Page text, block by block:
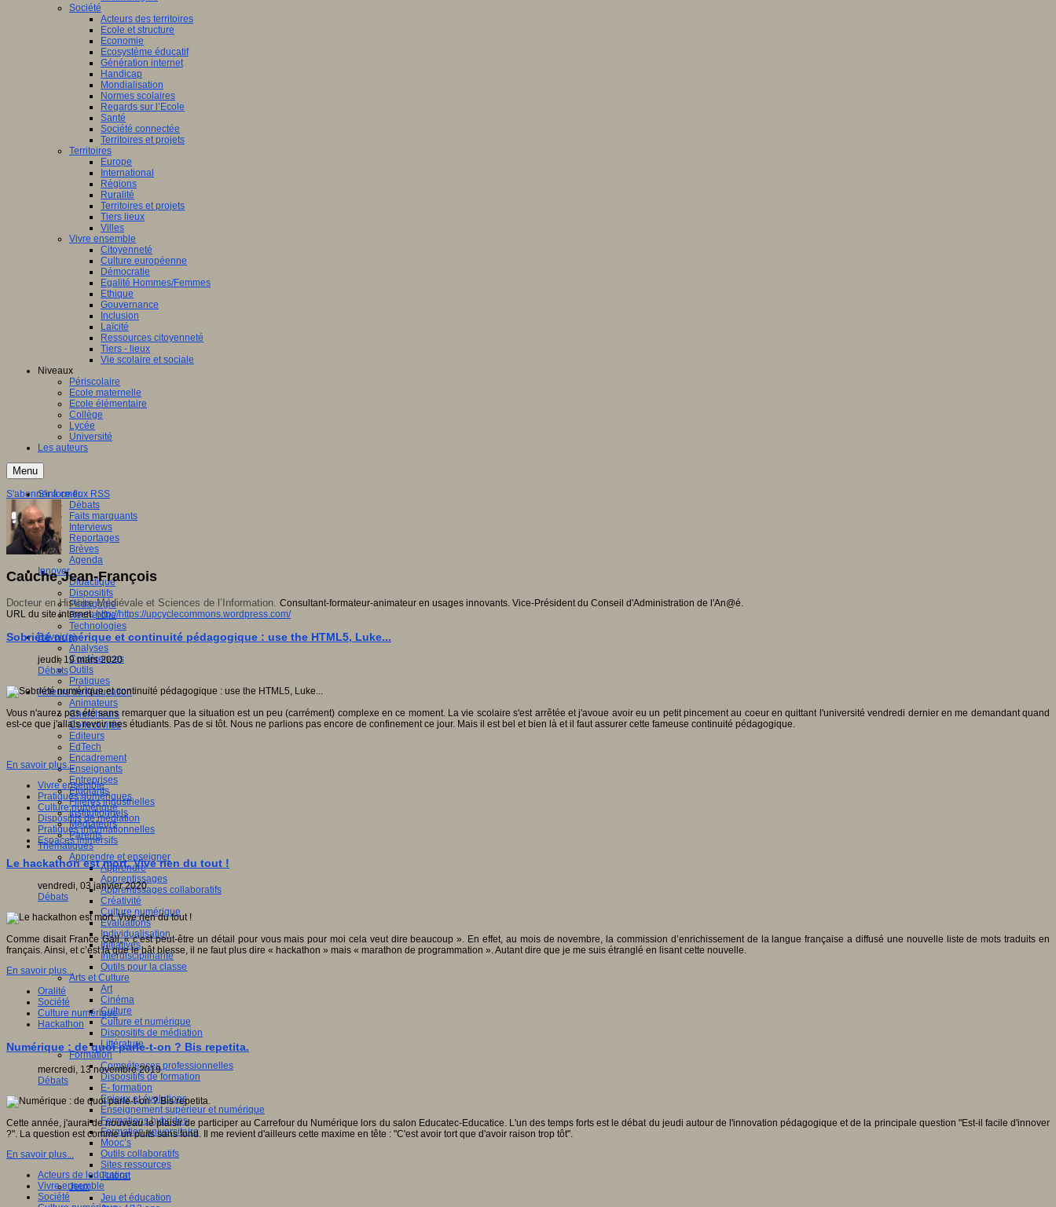
Société
Acteurs des territoires
Ecole et structure
Economie
Ecosystème éducatif
Génération internet
Handicap
Mondialisation
Normes scolaires
Regards sur l’Ecole
Santé
Société connectée
Territoires et projets
Territoires
Europe
International
Régions
Ruralité
Territoires et projets
Tiers lieux
Villes
Vivre ensemble
Citoyenneté
Culture européenne
Démocratie
Egalité Hommes/Femmes
Ethique
Gouvernance
Inclusion
Laïcité
Ressources citoyenneté
Tiers - lieux
Vie scolaire et sociale
Niveaux
Périscolaire
Ecole maternelle
Ecole élémentaire
Collège
Lycée
Université
Les auteurs
Menu
S'informer
Débats
Faits marquants
Interviews
Reportages
Brèves
Agenda
Innover
Didactique
Dispositifs
Pédagogie
Recherche
Technologies
Savoir(s)
Analyses
Conférences
Outils
Pratiques
Acteurs de l'éducation
Animateurs
Chercheurs
Collectivités
Editeurs
EdTech
Encadrement
Enseignants
Entreprises
Etudiants
Filières industrielles
Institutionnels
Médiateurs
Parents
Thématiques
Apprendre et enseigner
Apprendre
Apprentissages
Apprentissages collaboratifs
Créativité
Culture numérique
Evaluations
Individualisation
Initiatives
Interdisciplinarité
Outils pour la classe
Arts et Culture
Art
Cinéma
Culture
Culture et numérique
Dispositifs de médiation
Littérature
Formation
Compétences professionnelles
Dispositifs de formation
E- formation
Enjeux et évolutions
Enseignement supérieur et numérique
Formations hybrides
Formation universitaire
Mooc’s
Outils collaboratifs
Sites ressources
Tutorat
Jeux
Jeu et éducation
S'abonner à ce flux RSS
Cauche Jean-François
Docteur en Histoire Médiévale et Sciences de l’Information. Consultant-formateur-animateur en usages innovants. Vice-Président du Conseil d'Administration de l'An@é.
URL du site internet:http://https://upcyclecommons.wordpress.com/
Sobriété numérique et continuité pédagogique : use the HTML5, Luke...
jeudi, 19 mars 2020
Débats
Vous n'aurez pas été sans remarquer que la situation est un peu (carrément) complexe en ce moment. La vie scolaire s'est arrêtée et j'avoue avoir eu un petit pincement au coeur en quittant l'université vendredi dernier en me demandant quand
est-ce que j'allais revoir mes étudiants. Pas de si tôt. Nous ne parlions pas encore de confinement ce jour. Mais il est bel et bien là et il faut assurer cette fameuse continuité pédagogique.
En savoir plus...
Vivre ensemble
Pratiques numériques
Culture numérique
Dispositifs de médiation
Pratiques informationnelles
Espaces immersifs
Le hackathon est mort. Vive rien du tout !
vendredi, 03 janvier 2020
Débats
Comme disait France Gall, « c’est peut-être un détail pour vous mais pour moi cela veut dire beaucoup ». En effet, au mois de novembre, la commission d’enrichissement de la langue française a diffusé une nouvelle liste de mots traduits en
français. Ainsi, et c’est là que le bât blesse, il ne faut plus dire « hackathon » mais « marathon de programmation ». Autant dire que je me suis étranglé en lisant cette nouvelle.
En savoir plus...
Oralité
Société
Culture numérique
Hackathon
Numérique : de quoi parle-t-on ? Bis repetita.
mercredi, 13 novembre 2019
Débats
Cette année, j'aurai de nouveau le plaisir de participer au Carrefour du Numérique lors du salon Educatec-Educatice. L'un des temps forts est le débat du jeudi autour de l'innovation pédagogique et de la principale question "Est-il facile d'innover
?". La question est comme un puits sans fond. Il me revient d'ailleurs cette maxime en tête : "C'est avoir tort que d'avoir raison trop tôt".
En savoir plus...
Acteurs de leducation
Vivre ensemble
Société